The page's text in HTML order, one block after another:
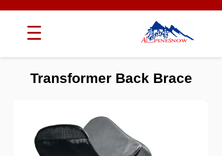
Transformer Back Brace